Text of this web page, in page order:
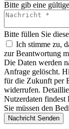
Bitte gib eine
Bitte füllen Sie
Ich stimme zu,
zur Beantwortung
Die Daten werden
Anfrage gelöscht.
für die Zukunft per
widerrufen.
Nutzerdaten findest
Sie müssen den
Nachricht Senden